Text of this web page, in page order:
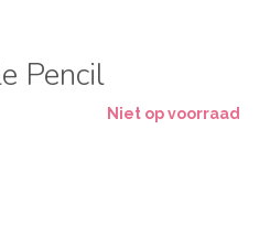
Pencil
Niet op voorraad